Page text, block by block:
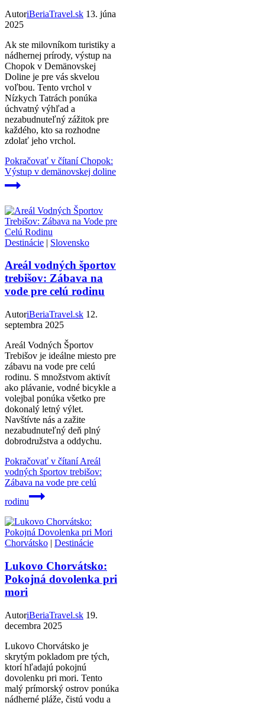
AutoriBeriaTravel.sk 13. júna
2025
Ak ste milovníkom turistiky a
nádhernej prírody, výstup na
Chopok v Demänovskej
Doline je pre vás skvelou
voľbou. Tento vrchol v
Nízkych Tatrách ponúka
úchvatný výhľad a
nezabudnuteľný zážitok pre
každého, kto sa rozhodne
zdolať jeho vrchol.
Pokračovať v čítaníChopok:
Výstup v demänovskej doline
Destinácie | Slovensko
Areál vodných športov
trebišov: Zábava na
vode pre celú rodinu
AutoriBeriaTravel.sk 12.
septembra 2025
Areál Vodných Športov
Trebišov je ideálne miesto pre
zábavu na vode pre celú
rodinu. S množstvom aktivít
ako plávanie, vodné bicykle a
volejbal ponúka všetko pre
dokonalý letný výlet.
Navštívte nás a zažite
nezabudnuteľný deň plný
dobrodružstva a oddychu.
Pokračovať v čítaníAreál
vodných športov trebišov:
Zábava na vode pre celú
rodinu
Chorvátsko | Destinácie
Lukovo Chorvátsko:
Pokojná dovolenka pri
mori
AutoriBeriaTravel.sk 19.
decembra 2025
Lukovo Chorvátsko je
skrytým pokladom pre tých,
ktorí hľadajú pokojnú
dovolenku pri mori. Tento
malý prímorský ostrov ponúka
nádherné pláže, čistú vodu a